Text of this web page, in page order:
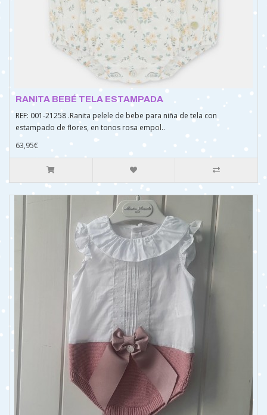
RANITA BEBÉ TELA ESTAMPADA
REF: 001-21258 .Ranita pelele de bebe para niña de tela con
estampado de flores, en tonos rosa empol..
63,95€